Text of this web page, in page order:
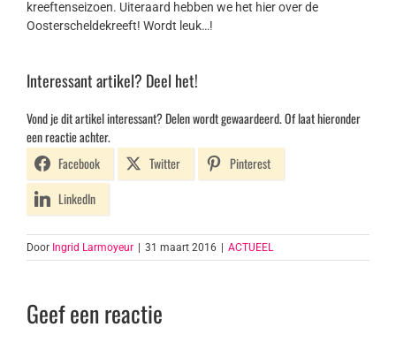
kreeftenseizoen. Uiteraard hebben we het hier over de
Oosterscheldekreeft! Wordt leuk…!
Interessant artikel? Deel het!
Vond je dit artikel interessant? Delen wordt gewaardeerd. Of laat hieronder
een reactie achter.
Facebook
Twitter
Pinterest
LinkedIn
Door Ingrid Larmoyeur 31 maart 2016 ACTUEEL
Geef een reactie